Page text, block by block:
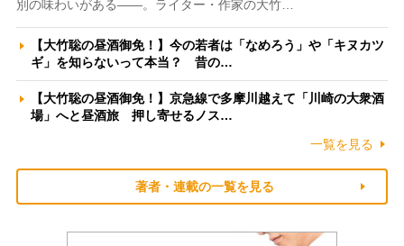
別の味わいがある――。ライター・作家の大竹…
【大竹聡の昼酒御免！】今の若者は「なめろう」や「キヌカツ
ギ」を知らないって本当？ 昔の…
【大竹聡の昼酒御免！】京急線で多摩川越えて「川崎の大衆酒
場」へと昼酒旅 押し寄せるノス…
一覧を見る
著者・連載の一覧を見る